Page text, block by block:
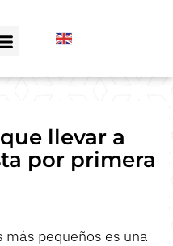
llevar a
por primera
más pequeños es una